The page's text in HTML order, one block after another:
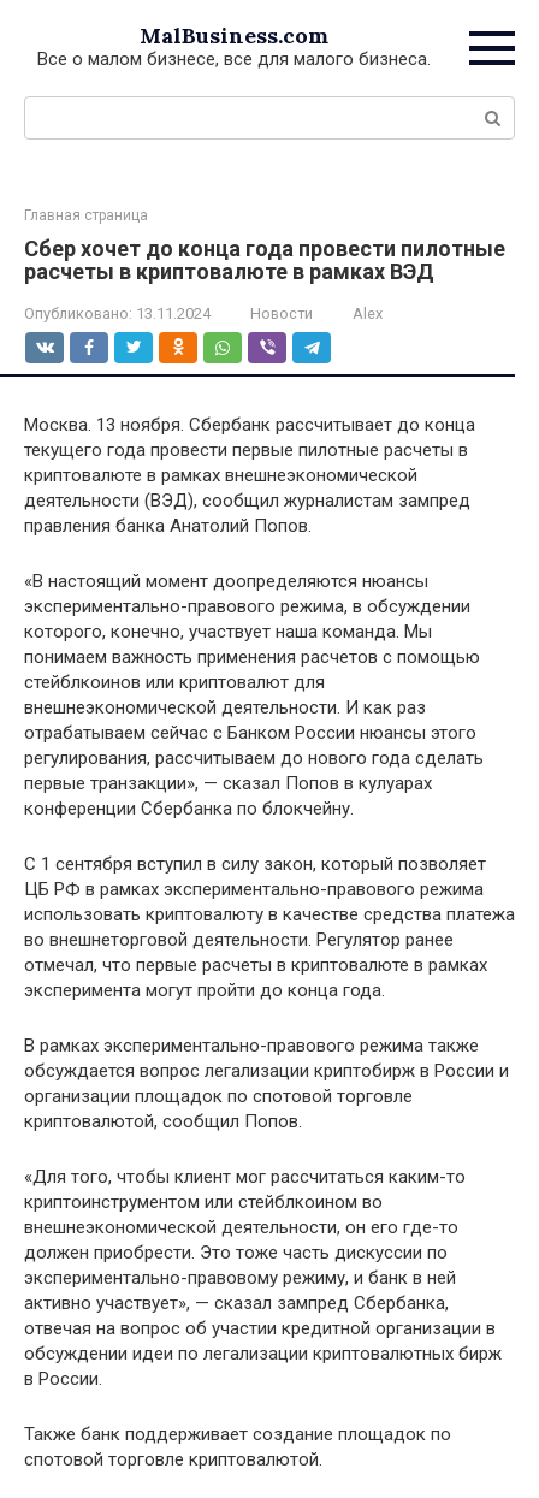
контенту
MalBusiness.com
Все о малом бизнесе, все для малого бизнеса.
Поиск:
Главная страница
Сбер хочет до конца года провести пилотные
расчеты в криптовалюте в рамках ВЭД
Опубликовано: 13.11.2024 Новости Alex
Москва. 13 ноября. Сбербанк рассчитывает до конца
текущего года провести первые пилотные расчеты в
криптовалюте в рамках внешнеэкономической
деятельности (ВЭД), сообщил журналистам зампред
правления банка Анатолий Попов.
«В настоящий момент доопределяются нюансы
экспериментально-правового режима, в обсуждении
которого, конечно, участвует наша команда. Мы
понимаем важность применения расчетов с помощью
стейблкоинов или криптовалют для
внешнеэкономической деятельности. И как раз
отрабатываем сейчас с Банком России нюансы этого
регулирования, рассчитываем до нового года сделать
первые транзакции», — сказал Попов в кулуарах
конференции Сбербанка по блокчейну.
С 1 сентября вступил в силу закон, который позволяет
ЦБ РФ в рамках экспериментально-правового режима
использовать криптовалюту в качестве средства платежа
во внешнеторговой деятельности. Регулятор ранее
отмечал, что первые расчеты в криптовалюте в рамках
эксперимента могут пройти до конца года.
В рамках экспериментально-правового режима также
обсуждается вопрос легализации криптобирж в России и
организации площадок по спотовой торговле
криптовалютой, сообщил Попов.
«Для того, чтобы клиент мог рассчитаться каким-то
криптоинструментом или стейблкоином во
внешнеэкономической деятельности, он его где-то
должен приобрести. Это тоже часть дискуссии по
экспериментально-правовому режиму, и банк в ней
активно участвует», — сказал зампред Сбербанка,
отвечая на вопрос об участии кредитной организации в
обсуждении идеи по легализации криптовалютных бирж
в России.
Также банк поддерживает создание площадок по
спотовой торговле криптовалютой.